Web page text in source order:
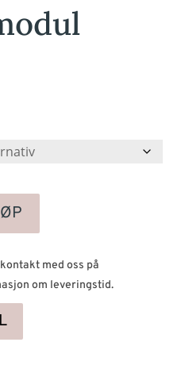
med oss på
om leveringstid.